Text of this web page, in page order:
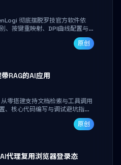
彻底摆脱罗技官方软件依
、按键重映射、DPI曲线配置与
控制，保护隐私并释放硬件性
原创
RAG的AI应用
零搭建支持文档检索与工具调用
、核心代码编写与调试避坑指
RAG管道构建及函数调用注册，
原创
代理复用浏览器登录态